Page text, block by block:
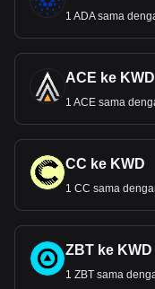
ACE ke KWD
CC ke KWD
ZBT ke KWD